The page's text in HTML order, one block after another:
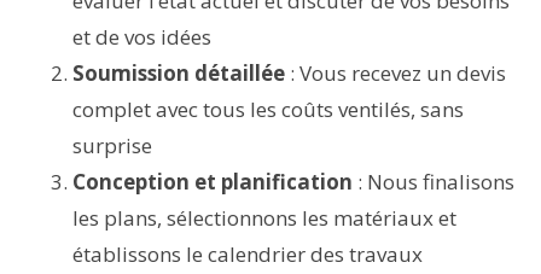
et de vos idées
Soumission détaillée : Vous recevez un devis
complet avec tous les coûts ventilés, sans
surprise
Conception et planification : Nous finalisons
les plans, sélectionnons les matériaux et
établissons le calendrier des travaux